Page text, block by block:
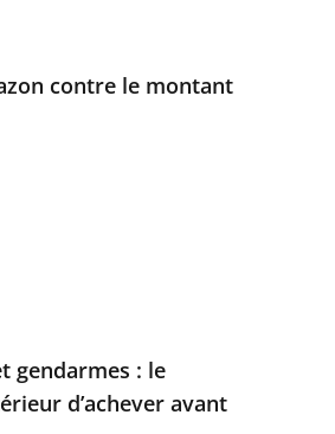
contre le montant
gendarmes : le
d’achever avant